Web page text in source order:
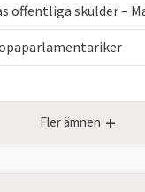
offentliga skulder –
Fler ämnen +